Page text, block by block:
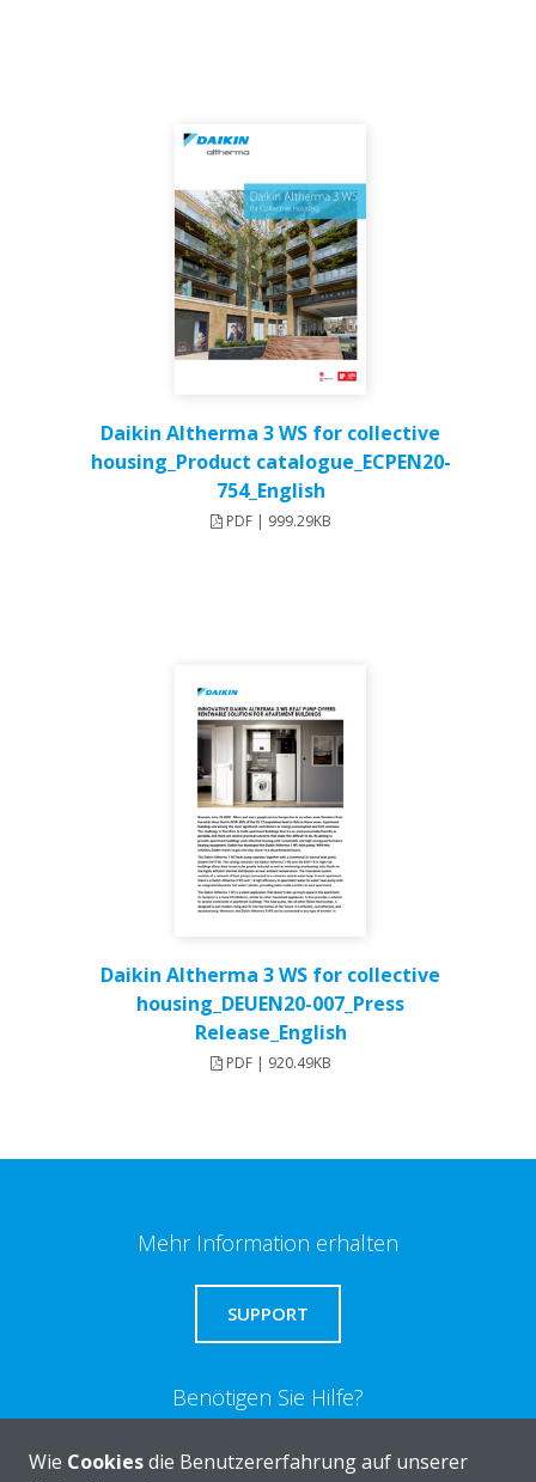
Daikin Altherma 3 WS for collective
housing_Product catalogue_ECPEN20-
754_English
PDF | 999.29KB
Daikin Altherma 3 WS for collective
housing_DEUEN20-007_Press
Release_English
PDF | 920.49KB
Mehr Information erhalten
SUPPORT
Benötigen Sie Hilfe?
KONTAKTIEREN SIE UNS
Wie Cookiesdie Benutzererfahrung auf unserer